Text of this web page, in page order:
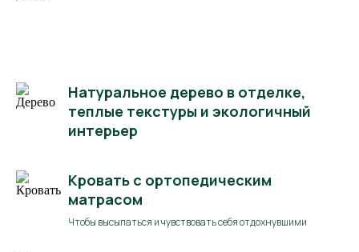
Натуральное дерево в отделке,
теплые текстуры и экологичный
интерьер
Кровать с ортопедическим
матрасом
Чтобы высыпаться и чувствовать себя отдохнувшими